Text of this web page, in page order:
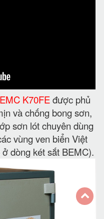
K70FEđược phủ
và chống bong sơn,
sơn lót chuyên dùng
vùng ven biển Việt
dòng két sắt BEMC).